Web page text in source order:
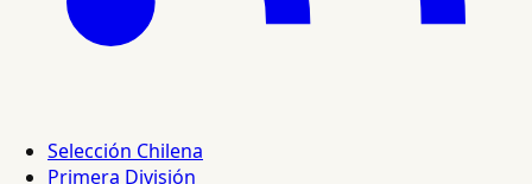
Selección Chilena
Primera División